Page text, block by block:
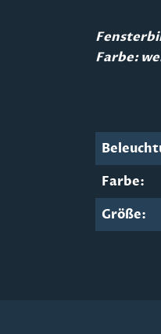
Farbe:
Farbe:
Größe: